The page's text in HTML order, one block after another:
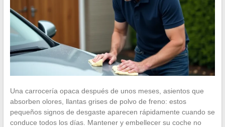
Una carrocería opaca después de unos meses, asientos que
absorben olores, llantas grises de polvo de freno: estos
pequeños signos de desgaste aparecen rápidamente cuando se
conduce todos los días. Mantener y embellecer su coche no